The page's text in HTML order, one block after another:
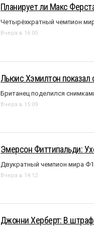
Планирует ли Макс
Четырёхкратный чемпион
Вчера в 16:05
Льюис Хэмилтон показал
Британец поделился
Вчера в 15:09
Эмерсон Фиттипальди:
Двукратный чемпион мира
Вчера в 14:12
Джонни Херберт: В